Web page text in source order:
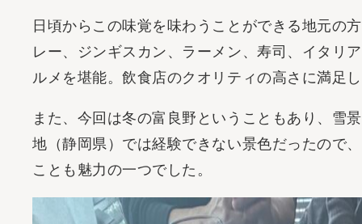
日頃からこの味覚を味わうことができる地元の
レー、ジンギスカン、ラーメン、寿司、イタリ
ルメを堪能。飲食店のクオリティの高さに満足
また、今回は冬の富良野ということもあり、雪
地（静岡県）では経験できない景色だったので
ことも魅力の一つでした。